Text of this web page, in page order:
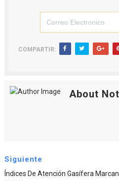
COMPARTIR:
About
Siguiente
Índices De Atención Gasífera